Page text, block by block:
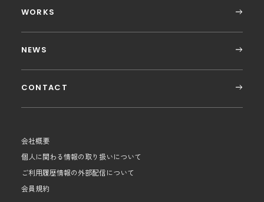
WORKS
NEWS
CONTACT
会社概要
個人に関わる情報の取り扱いについて
ご利用履歴情報の外部配信について
会員規約